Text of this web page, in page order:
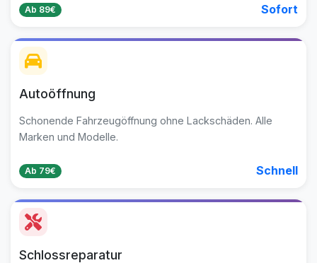
Ab 89€ Sofort
Autoöffnung
Schonende Fahrzeugöffnung ohne Lackschäden. Alle
Marken und Modelle.
Ab 79€ Schnell
Schlossreparatur